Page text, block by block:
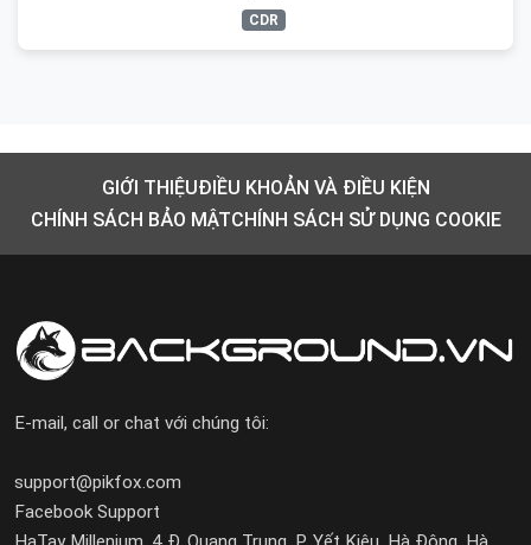
CDR
GIỚI THIỆUĐIỀU KHOẢN VÀ ĐIỀU KIỆN
CHÍNH SÁCH BẢO MẬTCHÍNH SÁCH SỬ DỤNG COOKIE
E-mail, call or chat với chúng tôi:
support@pikfox.com
Facebook Support